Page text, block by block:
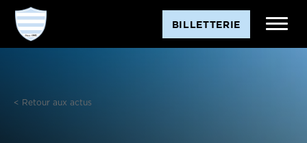
Aller
contenu
BILLETTERIE
< Retour aux actus